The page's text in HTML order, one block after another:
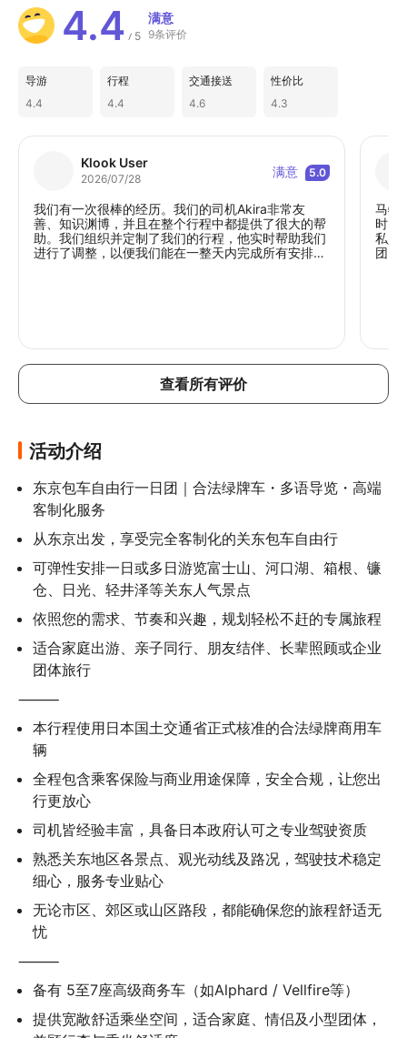
排行程与当日即时联系，让您安心无忧
4.4 / 5
满意
9条评价
导游
4.4
行程
4.4
交通接送
4.6
性价比
4.3
Klook User
2026/07/28 满意 5.0
我们有一次很棒的经历。我们的司机Akira非常友
善、知识渊博，并且在整个行程中都提供了很大的帮
助。我们组织并定制了我们的行程，他实时帮助我们
进行了调整，以便我们能在一整天内完成所有安排。
马特
时间
私人
团。
查看所有评价
活动介绍
东京包车自由行一日团｜合法绿牌车・多语导览・高端
客制化服务
从东京出发，享受完全客制化的关东包车自由行
可弹性安排一日或多日游览富士山、河口湖、箱根、镰
仓、日光、轻井泽等关东人气景点
依照您的需求、节奏和兴趣，规划轻松不赶的专属旅程
适合家庭出游、亲子同行、朋友结伴、长辈照顾或企业
团体旅行
⸻
本行程使用日本国土交通省正式核准的合法绿牌商用车
辆
全程包含乘客保险与商业用途保障，安全合规，让您出
行更放心
司机皆经验丰富，具备日本政府认可之专业驾驶资质
熟悉关东地区各景点、观光动线及路况，驾驶技术稳定
细心，服务专业贴心
无论市区、郊区或山区路段，都能确保您的旅程舒适无
忧
⸻
备有 5至7座高级商务车（如Alphard / Vellfire等）
提供宽敞舒适乘坐空间，适合家庭、情侣及小型团体，